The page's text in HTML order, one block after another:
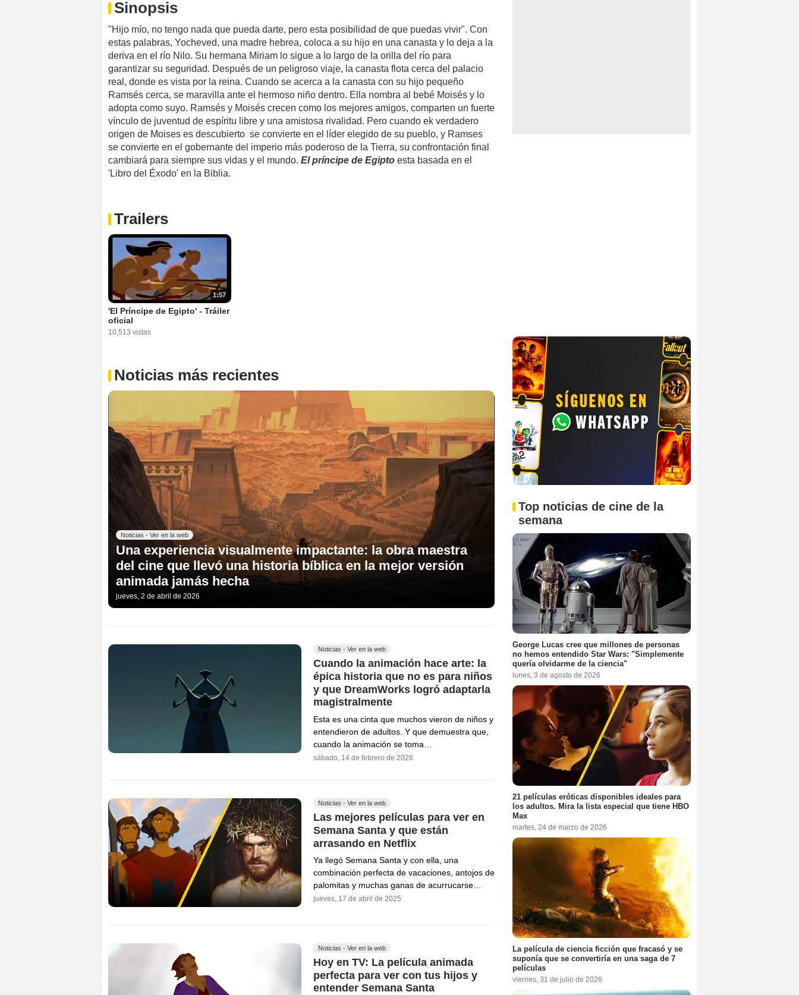
Sinopsis
"Hijo mío, no tengo nada que pueda darte, pero esta posibilidad de que puedas vivir". Con
estas palabras, Yocheved, una madre hebrea, coloca a su hijo en una canasta y lo deja a la
deriva en el río Nilo. Su hermana Miriam lo sigue a lo largo de la orilla del río para
garantizar su seguridad. Después de un peligroso viaje, la canasta flota cerca del palacio
real, donde es vista por la reina. Cuando se acerca a la canasta con su hijo pequeño
Ramsés cerca, se maravilla ante el hermoso niño dentro. Ella nombra al bebé Moisés y lo
adopta como suyo. Ramsés y Moisés crecen como los mejores amigos, comparten un fuerte
vínculo de juventud de espíritu libre y una amistosa rivalidad. Pero cuando ek verdadero
origen de Moises es descubierto se convierte en el líder elegido de su pueblo, y Ramses
se convierte en el gobernante del imperio más poderoso de la Tierra, su confrontación final
cambiará para siempre sus vidas y el mundo. El príncipe de Egipto esta basada en el
'Libro del Éxodo' en la Biblia.
Trailers
1:57
'El Príncipe de Egipto' - Tráiler
oficial
10,513 vistas
Noticias más recientes
Noticias - Ver en la web
Una experiencia visualmente impactante: la obra maestra
del cine que llevó una historia bíblica en la mejor versión
animada jamás hecha
jueves, 2 de abril de 2026
Noticias - Ver en la web
Cuando la animación hace arte: la
épica historia que no es para niños
y que DreamWorks logró adaptarla
magistralmente
Esta es una cinta que muchos vieron de niños y
entendieron de adultos. Y que demuestra que,
cuando la animación se toma…
sábado, 14 de febrero de 2026
Noticias - Ver en la web
Las mejores películas para ver en
Semana Santa y que están
arrasando en Netflix
Ya llegó Semana Santa y con ella, una
combinación perfecta de vacaciones, antojos de
palomitas y muchas ganas de acurrucarse…
jueves, 17 de abril de 2025
Noticias - Ver en la web
Hoy en TV: La película animada
perfecta para ver con tus hijos y
entender Semana Santa
Top noticias de cine de la
semana
George Lucas cree que millones de personas
no hemos entendido Star Wars: "Simplemente
quería olvidarme de la ciencia"
lunes, 3 de agosto de 2026
21 películas eróticas disponibles ideales para
los adultos. Mira la lista especial que tiene HBO
Max
martes, 24 de marzo de 2026
La película de ciencia ficción que fracasó y se
suponía que se convertiría en una saga de 7
películas
viernes, 31 de julio de 2026